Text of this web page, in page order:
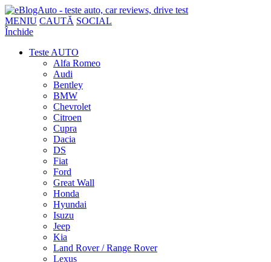
MENIU CAUTĂ SOCIAL
Închide
Teste AUTO
Alfa Romeo
Audi
Bentley
BMW
Chevrolet
Citroen
Cupra
Dacia
DS
Fiat
Ford
Great Wall
Honda
Hyundai
Isuzu
Jeep
Kia
Land Rover / Range Rover
Lexus